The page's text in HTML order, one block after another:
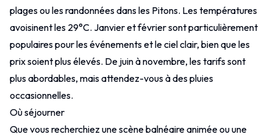
plages ou les randonnées dans les Pitons. Les températures
avoisinent les 29°C. Janvier et février sont particulièrement
populaires pour les événements et le ciel clair, bien que les
prix soient plus élevés. De juin à novembre, les tarifs sont
plus abordables, mais attendez-vous à des pluies
occasionnelles.
Où séjourner
Que vous recherchiez une scène balnéaire animée ou une